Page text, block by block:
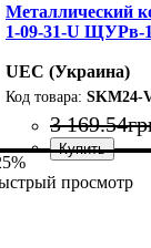
Металлический
1-09-31-U ЩУРв-
UEC (Украина)
SKM24-
3 169.54
Тип изделия
Монтаж
Материал
Количество
Дверца
Высота
Ширина
Глубина
Пылевлагозащита
просмотр